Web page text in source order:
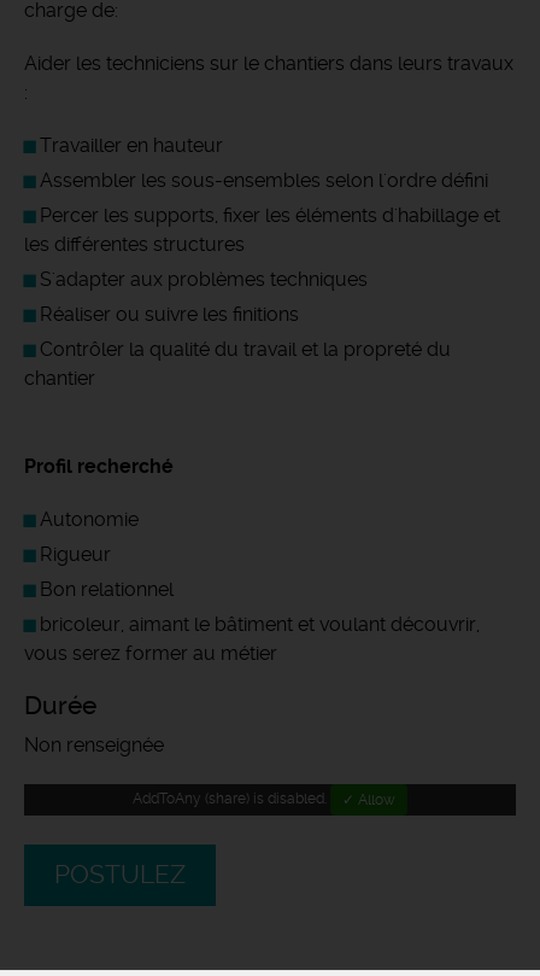
charge de:
Aider les techniciens sur le chantiers dans leurs travaux
:
Travailler en hauteur
Assembler les sous-ensembles selon l'ordre défini
Percer les supports, fixer les éléments d'habillage et
les différentes structures
S'adapter aux problèmes techniques
Réaliser ou suivre les finitions
Contrôler la qualité du travail et la propreté du
chantier
Profil recherché
Autonomie
Rigueur
Bon relationnel
bricoleur, aimant le bâtiment et voulant découvrir,
vous serez former au métier
Durée
Non renseignée
AddToAny (share) is disabled. ✓ Allow
POSTULEZ